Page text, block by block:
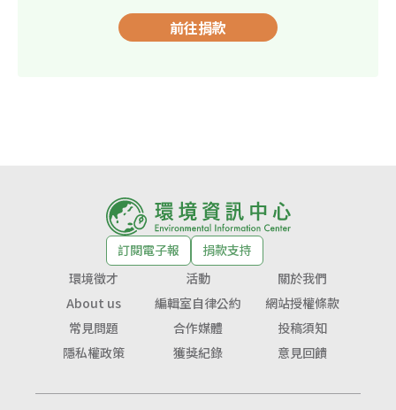
前往捐款
訂閱電子報
捐款支持
環境徵才
活動
關於我們
About us
編輯室自律公約
網站授權條款
常見問題
合作媒體
投稿須知
隱私權政策
獲獎紀錄 意見回饋